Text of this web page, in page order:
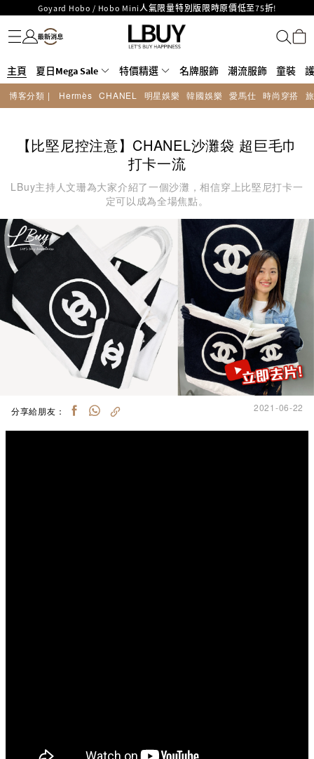
Goyard Hobo / Hobo Mini人氣限量特別版限時原價低至75折!
LBuy Nintendo Switch / Nintendo Switch 2 正規商品零售店登陸MOKO 4樓
MOKO 1樓175號鋪旗艦店特設名牌Hermès、CHANEL及LV專區！
重要通告：銀行轉帳及轉數快付款注意事項
購物滿HKD500即享免運費！
LBuy獲香港知識產權署頒發2026《正版正貨承諾》商標
名牌服飾
潮流服飾
童裝
護膚美妝
香水香薰
個人護理
母嬰護理
遊戲及精品玩具
文儀用品
家居生活
電子產品
美食
醫藥保健
運動與戶外用品
主頁 夏日Mega Sale 特價精選 名牌服飾 潮流服飾 童裝
博客分類 | Hermès CHANEL 明星娛樂 韓國娛樂 愛馬仕 時尚穿搭
【比堅尼控注意】CHANEL沙灘袋 超巨毛巾
打卡一流
LBuy主持人文珊為大家介紹了一個沙灘，相信穿上比堅尼打卡一
定可以成為全場焦點。
分享給朋友： 2021-06-22